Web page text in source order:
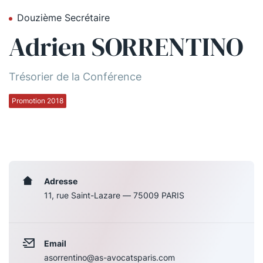
Douzième Secrétaire
Adrien SORRENTINO
Trésorier de la Conférence
Promotion 2018
Adresse
11, rue Saint-Lazare — 75009 PARIS
Email
asorrentino@as-avocatsparis.com
Qui sommes-nous ?
La Conférence
La Conférence
Le Concours de la Conférence
La Conférence Berryer